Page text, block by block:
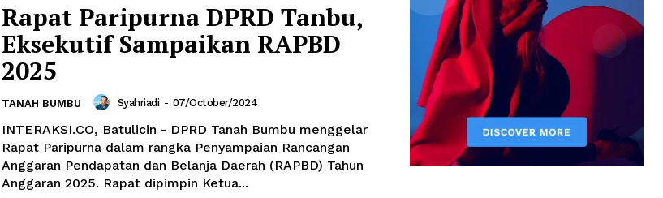
Rapat Paripurna DPRD Tanbu,
Eksekutif Sampaikan RAPBD
2025
TANAH BUMBU Syahriadi - 07/October/2024
INTERAKSI.CO, Batulicin - DPRD Tanah Bumbu menggelar
Rapat Paripurna dalam rangka Penyampaian Rancangan
Anggaran Pendapatan dan Belanja Daerah (RAPBD) Tahun
Anggaran 2025. Rapat dipimpin Ketua...